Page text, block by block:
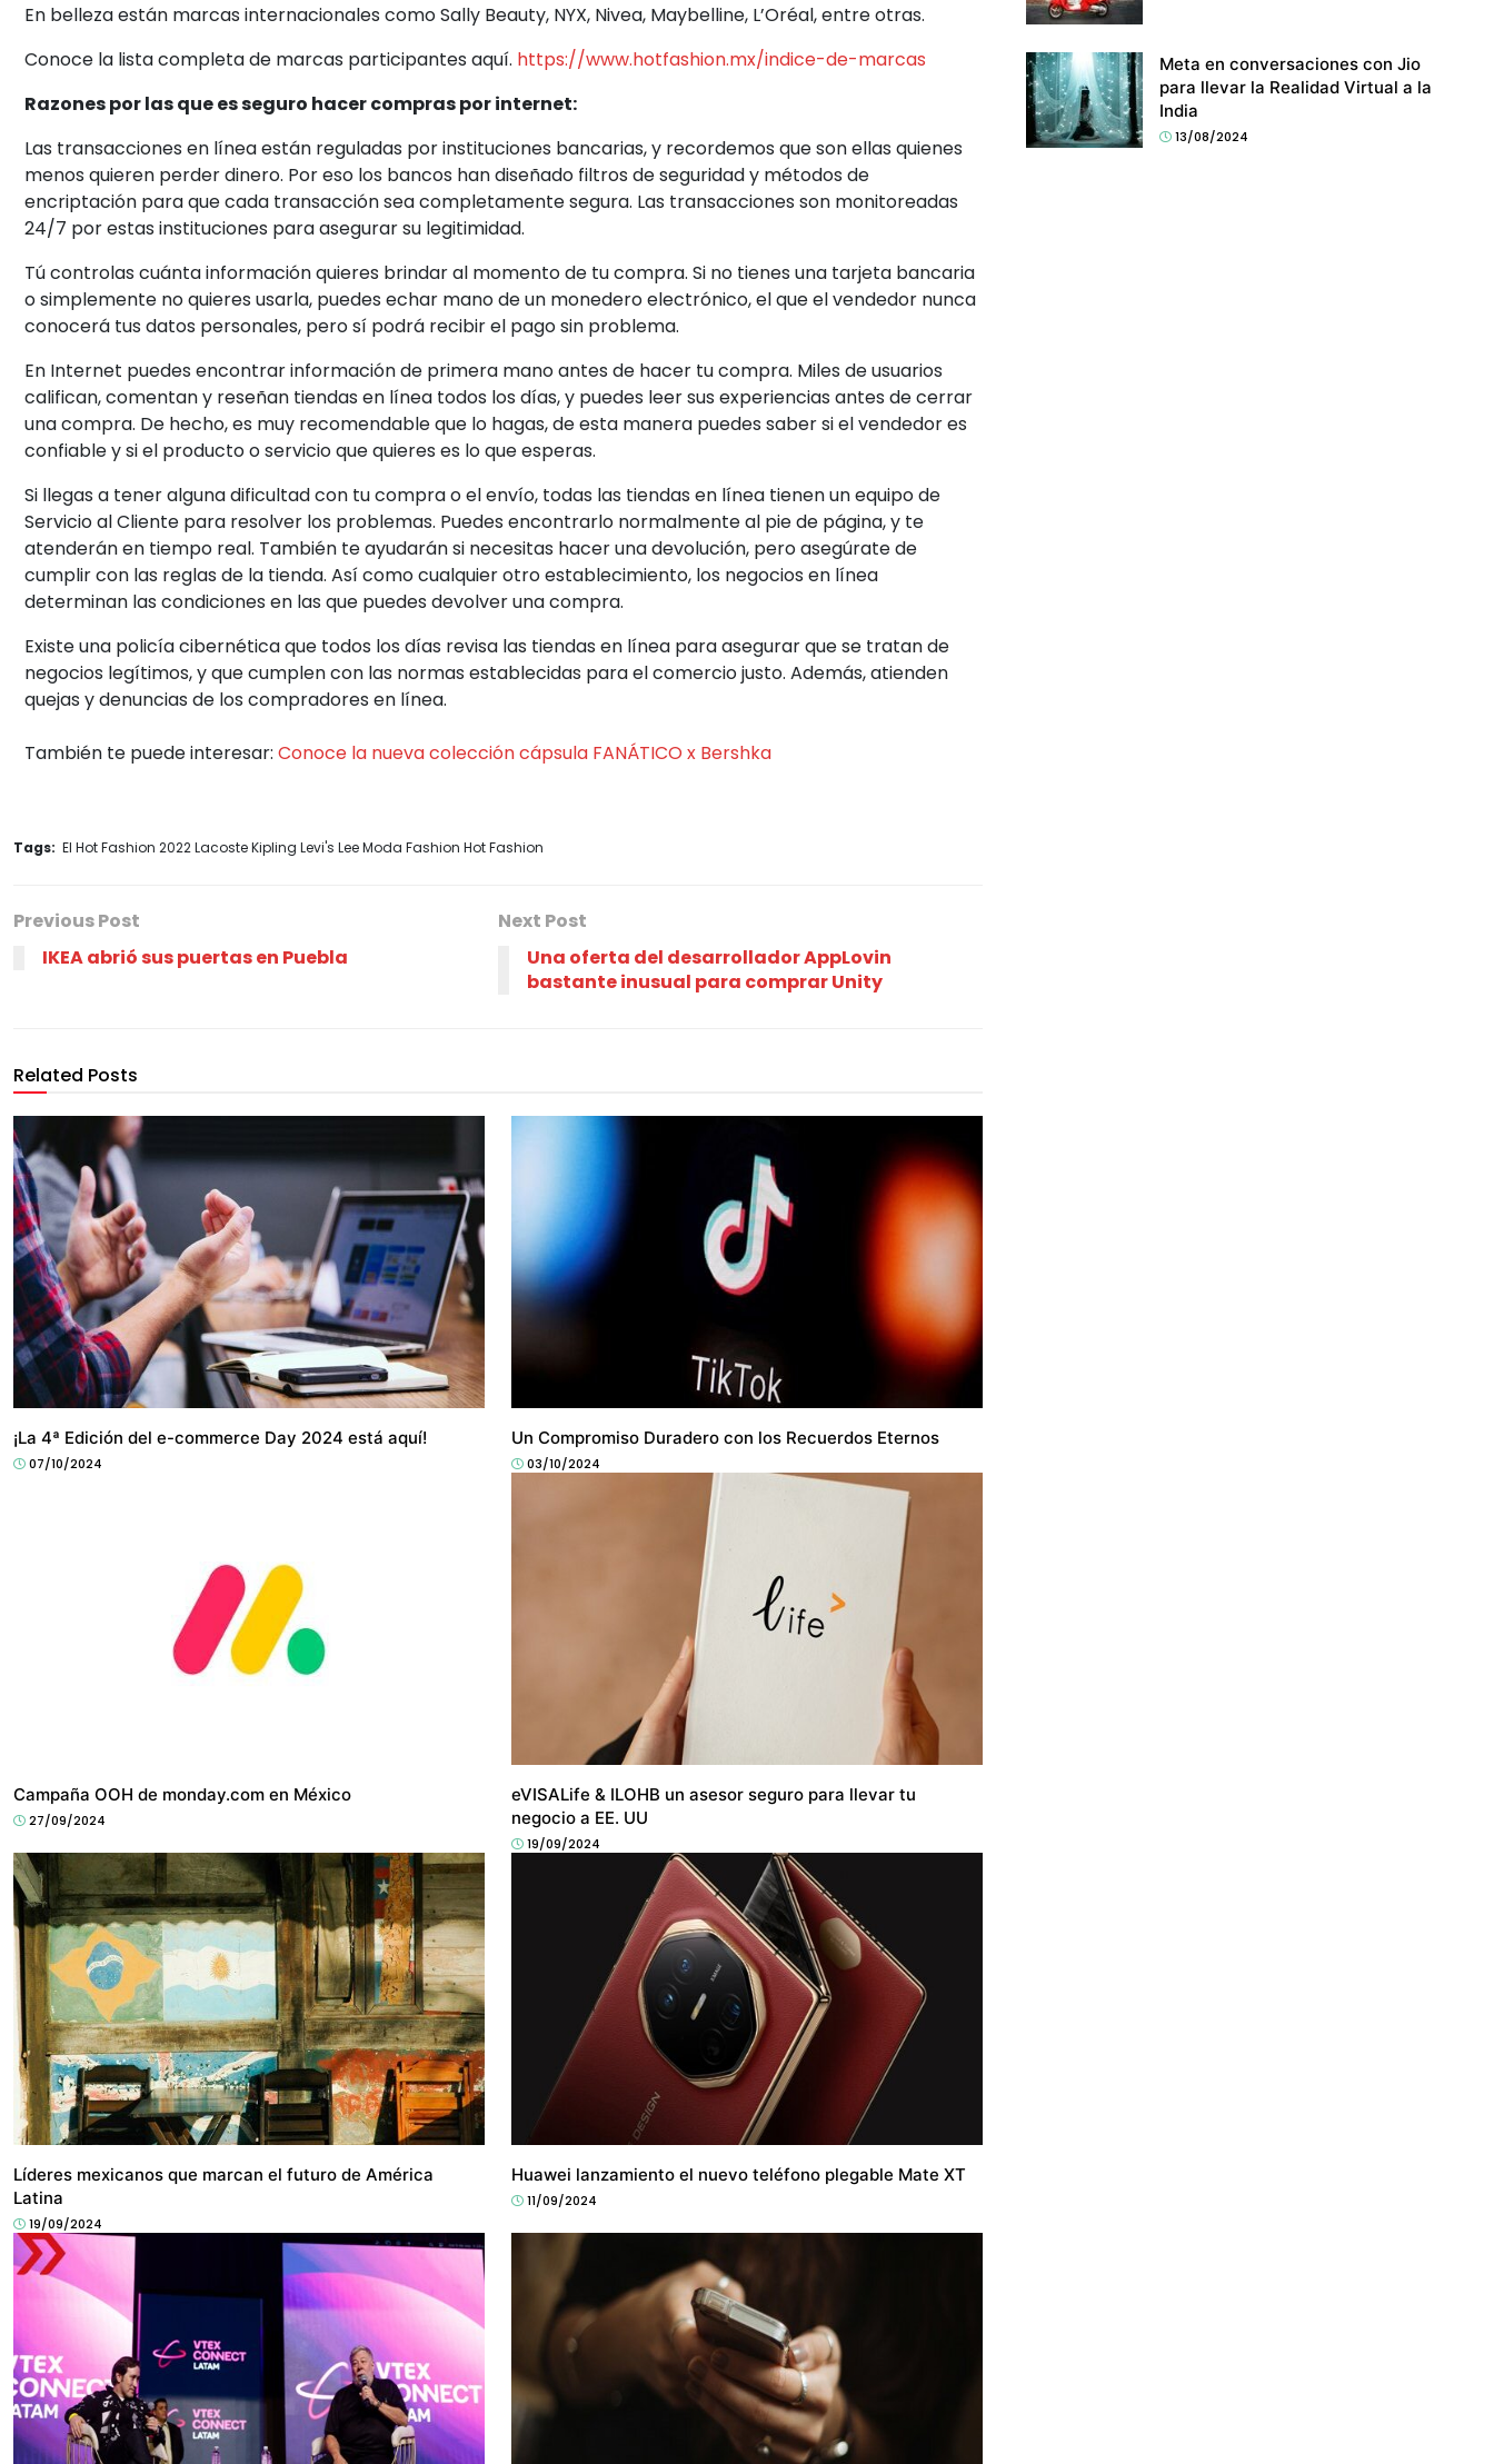
En belleza están marcas internacionales como Sally Beauty, NYX, Nivea, Maybelline, L’Oréal, entre otras.
Conoce la lista completa de marcas participantes aquí. https://www.hotfashion.mx/indice-de-marcas
Razones por las que es seguro hacer compras por internet:
Las transacciones en línea están reguladas por instituciones bancarias, y recordemos que son ellas quienes
menos quieren perder dinero. Por eso los bancos han diseñado filtros de seguridad y métodos de
encriptación para que cada transacción sea completamente segura. Las transacciones son monitoreadas
24/7 por estas instituciones para asegurar su legitimidad.
Tú controlas cuánta información quieres brindar al momento de tu compra. Si no tienes una tarjeta bancaria
o simplemente no quieres usarla, puedes echar mano de un monedero electrónico, el que el vendedor nunca
conocerá tus datos personales, pero sí podrá recibir el pago sin problema.
En Internet puedes encontrar información de primera mano antes de hacer tu compra. Miles de usuarios
califican, comentan y reseñan tiendas en línea todos los días, y puedes leer sus experiencias antes de cerrar
una compra. De hecho, es muy recomendable que lo hagas, de esta manera puedes saber si el vendedor es
confiable y si el producto o servicio que quieres es lo que esperas.
Si llegas a tener alguna dificultad con tu compra o el envío, todas las tiendas en línea tienen un equipo de
Servicio al Cliente para resolver los problemas. Puedes encontrarlo normalmente al pie de página, y te
atenderán en tiempo real. También te ayudarán si necesitas hacer una devolución, pero asegúrate de
cumplir con las reglas de la tienda. Así como cualquier otro establecimiento, los negocios en línea
determinan las condiciones en las que puedes devolver una compra.
Existe una policía cibernética que todos los días revisa las tiendas en línea para asegurar que se tratan de
negocios legítimos, y que cumplen con las normas establecidas para el comercio justo. Además, atienden
quejas y denuncias de los compradores en línea.
También te puede interesar: Conoce la nueva colección cápsula FANÁTICO x Bershka
Tags: El Hot Fashion 2022 Lacoste Kipling Levi's Lee Moda Fashion Hot Fashion
Previous Post
IKEA abrió sus puertas en Puebla
Next Post
Una oferta del desarrollador AppLovin
bastante inusual para comprar Unity
Related Posts
¡La 4ª Edición del e-commerce Day 2024 está aquí!
07/10/2024
Un Compromiso Duradero con los Recuerdos Eternos
03/10/2024
Campaña OOH de monday.com en México
27/09/2024
eVISALife & ILOHB un asesor seguro para llevar tu
negocio a EE. UU
19/09/2024
Líderes mexicanos que marcan el futuro de América
Latina
19/09/2024
Huawei lanzamiento el nuevo teléfono plegable Mate XT
11/09/2024
Meta en conversaciones con Jio
para llevar la Realidad Virtual a la
India
13/08/2024